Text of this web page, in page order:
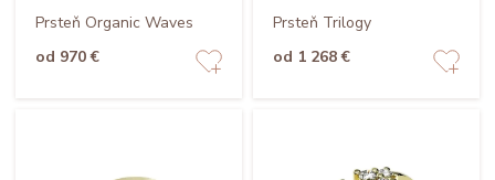
Prsteň Organic Waves
od 970 €
Prsteň Trilogy
od 1 268 €